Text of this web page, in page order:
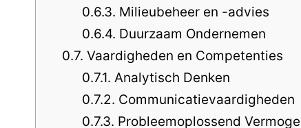
0.6.3. Milieubeheer en -advies
0.6.4. Duurzaam Ondernemen
0.7. Vaardigheden en Competenties
0.7.1. Analytisch Denken
0.7.2. Communicatievaardigheden
0.7.3. Probleemoplossend